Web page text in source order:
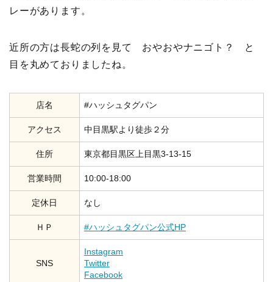
レーがあります。
近所の方は長蛇の列を見て おやおやナニゴト？ と
目を丸めておりましたね。
店名 #ハッシュタグパン
アクセス 中目黒駅より徒歩２分
住所 東京都目黒区上目黒3-13-15
営業時間 10:00-18:00
定休日 なし
ＨＰ #ハッシュタグパン公式HP
SNS
Instagram
Twitter
Facebook